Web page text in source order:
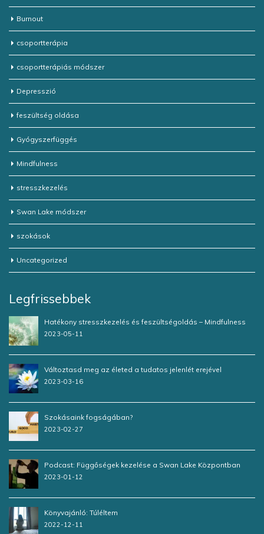
Burnout
csoportterápia
csoportterápiás módszer
Depresszió
feszültség oldása
Gyógyszerfüggés
Mindfulness
stresszkezelés
Swan Lake módszer
szokások
Uncategorized
Legfrissebbek
Hatékony stresszkezelés és feszültségoldás – Mindfulness
2023-05-11
Változtasd meg az életed a tudatos jelenlét erejével
2023-03-16
Szokásaink fogságában?
2023-02-27
Podcast: Függőségek kezelése a Swan Lake Központban
2023-01-12
Könyvajánló: Túléltem
2022-12-11